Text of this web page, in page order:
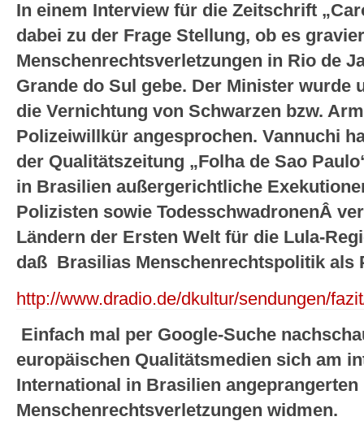
In einem Interview für die Zeitschrift
dabei zu der Frage Stellung, ob es
Menschenrechtsverletzungen in Rio de
Grande do Sul gebe. Der Minister wurde
die Vernichtung von Schwarzen bzw.
Polizeiwillkür angesprochen. Vannuchi
der Qualitätszeitung „Folha de Sao
in Brasilien außergerichtliche
Polizisten sowie TodesschwadronenÂ
Ländern der Ersten Welt für die Lula-
daß Brasilias Menschenrechtspolitik als
http://www.dradio.de/dkultur/sendungen/
Einfach mal per Google-Suche
europäischen Qualitätsmedien sich am
International in Brasilien angeprangerten
Menschenrechtsverletzungen widmen.